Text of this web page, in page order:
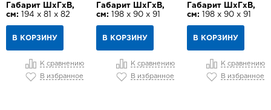
Габарит ШхГхВ,
см: 194 х 81 х 82
В КОРЗИНУ
К сравнению
В избранное
Габарит ШхГхВ,
см:
198 х 90 х 91
В КОРЗИНУ
К сравнению
В избранное
Габарит ШхГхВ,
см: 198 х 90 х 91
В КОРЗИНУ
К сравнению
В избранное